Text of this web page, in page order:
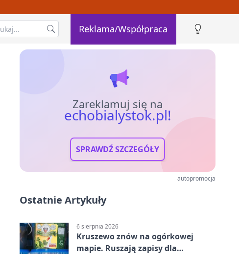
Reklama/Współpraca
Zareklamuj się na
echobialystok.pl!
SPRAWDŹ SZCZEGÓŁY
autopromocja
Ostatnie Artykuły
6 sierpnia 2026
Kruszewo znów na ogórkowej
mapie. Ruszają zapisy dla